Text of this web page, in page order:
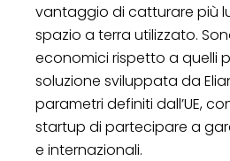
vantaggio di catturare più
spazio a terra utilizzato.
economici rispetto a quelli
soluzione sviluppata da
parametri definiti dall’UE,
startup di partecipare a
e internazionali.